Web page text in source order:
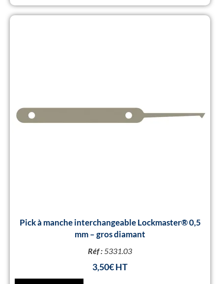
Pick à manche interchangeable Lockmaster® 0,5
mm – gros diamant
Réf :5331.03
3,50€